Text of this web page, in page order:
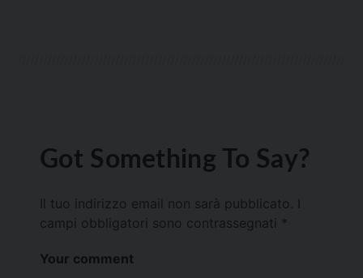
Got Something To Say?
Il tuo indirizzo email non sarà pubblicato.
campi obbligatori sono contrassegnati *
Your comment